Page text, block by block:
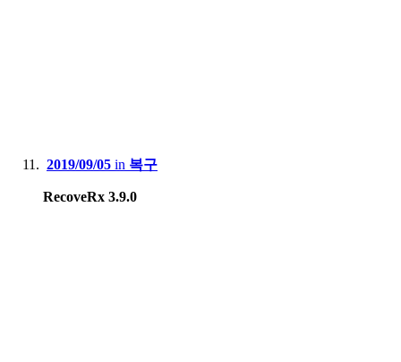
2019/09/05 in 복구
RecoveRx 3.9.0